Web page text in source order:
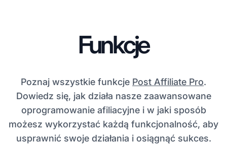
Funkcje
Poznaj wszystkie funkcje Post Affiliate Pro.
Dowiedz się, jak działa nasze zaawansowane
oprogramowanie afiliacyjne i w jaki sposób
możesz wykorzystać każdą funkcjonalność, aby
usprawnić swoje działania i osiągnąć sukces.